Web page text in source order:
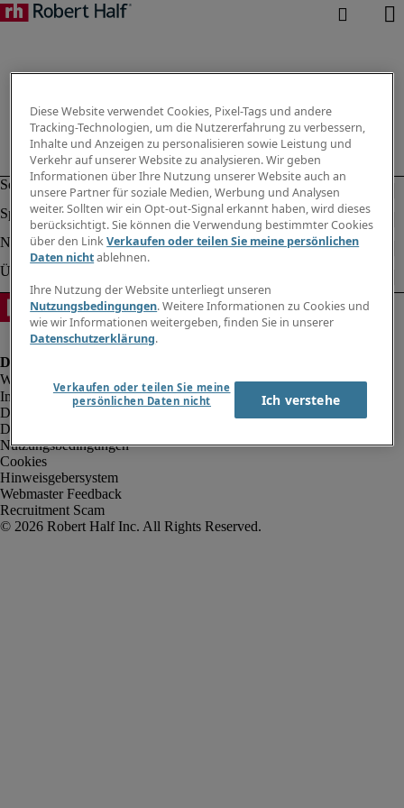
Impressum
Datenschutz
Datenschutz Arbeitnehmer/Zeitarbeitskräfte
Nutzungsbedingungen
Cookies
Hinweisgebersystem
Webmaster Feedback
Recruitment Scam
Diese Website verwendet Cookies, Pixel-Tags und andere
Tracking-Technologien, um die Nutzererfahrung zu verbessern,
Inhalte und Anzeigen zu personalisieren sowie Leistung und
Verkehr auf unserer Website zu analysieren. Wir geben
Informationen über Ihre Nutzung unserer Website auch an
unsere Partner für soziale Medien, Werbung und Analysen
weiter. Sollten wir ein Opt-out-Signal erkannt haben, wird dieses
berücksichtigt. Sie können die Verwendung bestimmter Cookies
über den LinkVerkaufen oder teilen Sie meine persönlichen
Daten nichtablehnen.
Ihre Nutzung der Website unterliegt unseren
Nutzungsbedingungen. Weitere Informationen zu Cookies und
wie wir Informationen weitergeben, finden Sie in unserer
Datenschutzerklärung.
Verkaufen oder teilen Sie meine
persönlichen Daten nicht
Ich verstehe